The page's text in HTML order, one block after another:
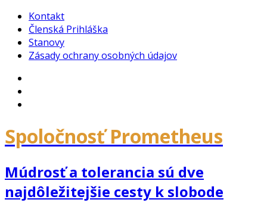
Kontakt
Členská Prihláška
Stanovy
Zásady ochrany osobných údajov
Spoločnosť Prometheus
Múdrosť a tolerancia sú dve
najdôležitejšie cesty k slobode